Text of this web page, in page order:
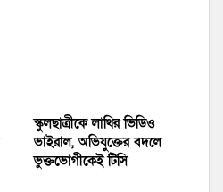
স্কুলছাত্রীকে লাথির ভিডিও
ভাইরাল, অভিযুক্তের বদলে
ভুক্তভোগীকেই টিসি